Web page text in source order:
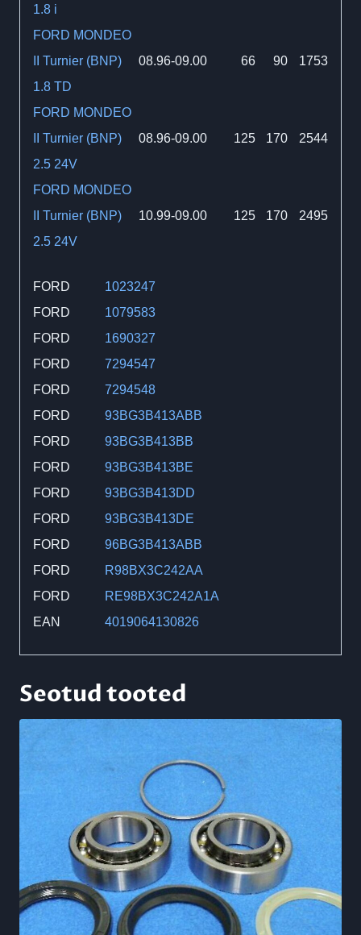
1.8 i
FORD MONDEO
II Turnier (BNP)
1.8 TD
08.96-09.00 66 90 1753
FORD MONDEO
II Turnier (BNP)
2.5 24V
08.96-09.00 125 170 2544
FORD MONDEO
II Turnier (BNP)
2.5 24V
10.99-09.00 125 170 2495
FORD
1023247
FORD
1079583
FORD
1690327
FORD
7294547
FORD
7294548
FORD
93BG3B413ABB
FORD
93BG3B413BB
FORD
93BG3B413BE
FORD
93BG3B413DD
FORD
93BG3B413DE
FORD
96BG3B413ABB
FORD
R98BX3C242AA
FORD
RE98BX3C242A1A
EAN
4019064130826
Seotud tooted